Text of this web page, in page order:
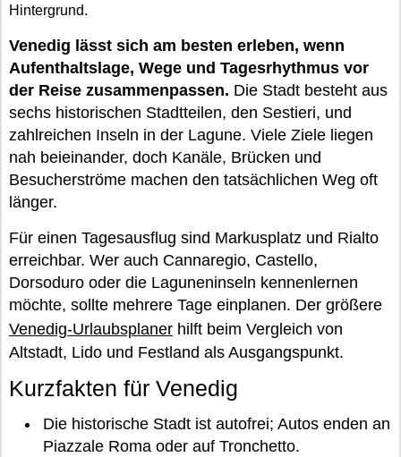
Hintergrund.
Venedig lässt sich am besten erleben, wenn
Aufenthaltslage, Wege und Tagesrhythmus vor
der Reise zusammenpassen. Die Stadt besteht aus
sechs historischen Stadtteilen, den Sestieri, und
zahlreichen Inseln in der Lagune. Viele Ziele liegen
nah beieinander, doch Kanäle, Brücken und
Besucherströme machen den tatsächlichen Weg oft
länger.
Für einen Tagesausflug sind Markusplatz und Rialto
erreichbar. Wer auch Cannaregio, Castello,
Dorsoduro oder die Laguneninseln kennenlernen
möchte, sollte mehrere Tage einplanen. Der größere
Venedig-Urlaubsplaner hilft beim Vergleich von
Altstadt, Lido und Festland als Ausgangspunkt.
Kurzfakten für Venedig
Die historische Stadt ist autofrei; Autos enden an
Piazzale Roma oder auf Tronchetto.